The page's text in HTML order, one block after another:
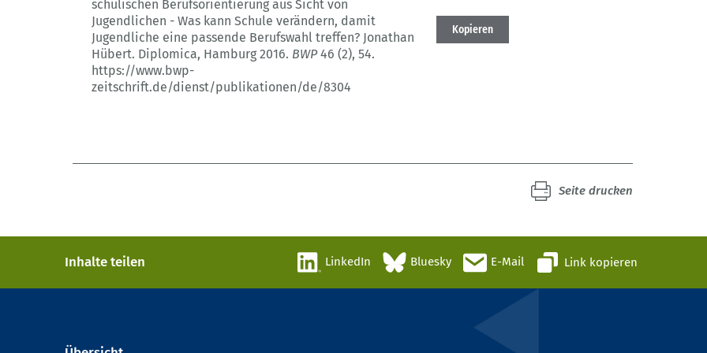
schulischen Berufsorientierung aus Sicht von
Jugendlichen - Was kann Schule verändern, damit
Jugendliche eine passende Berufswahl treffen? Jonathan
Hübert. Diplomica, Hamburg 2016. BWP46 (2), 54.
https://www.bwp-
zeitschrift.de/dienst/publikationen/de/8304
Kopieren
Seite drucken
Inhalte teilen LinkedIn Bluesky E-Mail Link kopieren